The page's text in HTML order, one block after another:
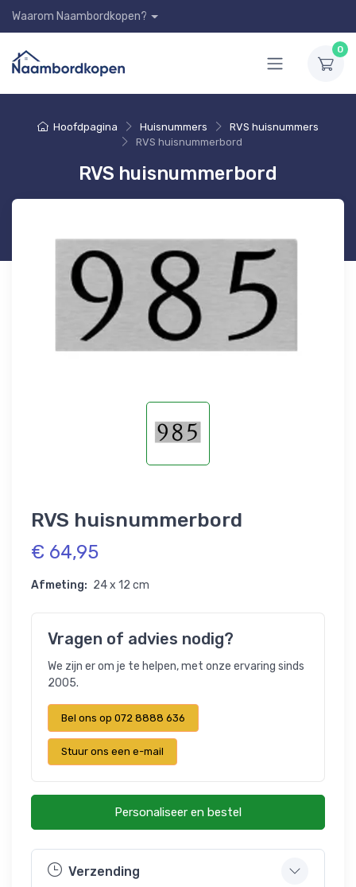
Waarom Naambordkopen?
0
Hoofdpagina Huisnummers
RVS huisnummers
RVS huisnummerbord
RVS huisnummerbord
RVS huisnummerbord
€ 64,95
Afmeting: 24 x 12 cm
Vragen of advies nodig?
We zijn er om je te helpen, met onze ervaring sinds
2005.
Bel ons op 072 8888 636
Stuur ons een e-mail
Personaliseer en bestel
Verzending